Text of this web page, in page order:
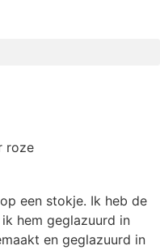
roze
een stokje. Ik heb de
hem geglazuurd in
en geglazuurd in